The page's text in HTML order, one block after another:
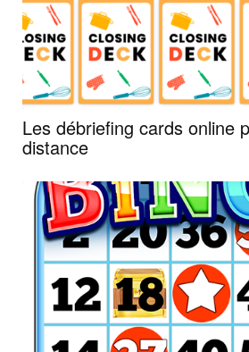
Les débriefing cards online
distance